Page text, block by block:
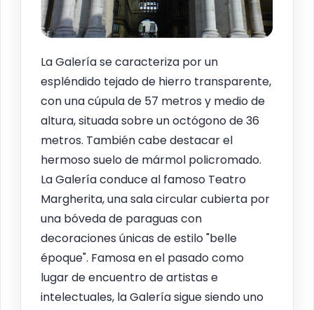
La Galería se caracteriza por un
espléndido tejado de hierro transparente,
con una cúpula de 57 metros y medio de
altura, situada sobre un octógono de 36
metros. También cabe destacar el
hermoso suelo de mármol policromado.
La Galería conduce al famoso Teatro
Margherita, una sala circular cubierta por
una bóveda de paraguas con
decoraciones únicas de estilo "belle
époque". Famosa en el pasado como
lugar de encuentro de artistas e
intelectuales, la Galería sigue siendo uno